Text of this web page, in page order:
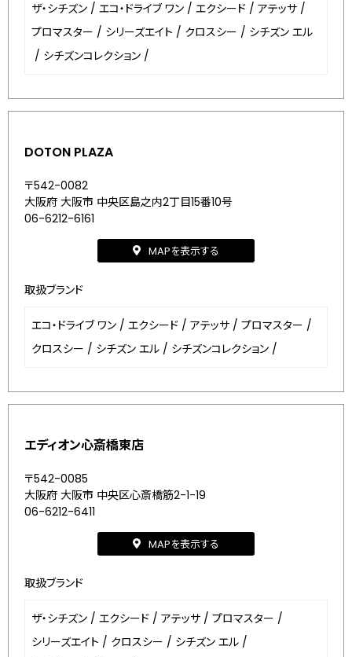
ザ・シチズン / エコ・ドライブ ワン / エクシード / アテッサ /
プロマスター / シリーズエイト / クロスシー / シチズン エル
/ シチズンコレクション /
DOTON PLAZA
〒542-0082
大阪府 大阪市 中央区島之内2丁目15番10号
06-6212-6161
MAPを表示する
取扱ブランド
エコ・ドライブ ワン / エクシード / アテッサ / プロマスター /
クロスシー / シチズン エル / シチズンコレクション /
エディオン心斎橋東店
〒542-0085
大阪府 大阪市 中央区心斎橋筋2-1-19
06-6212-6411
MAPを表示する
取扱ブランド
ザ・シチズン / エクシード / アテッサ / プロマスター /
シリーズエイト / クロスシー / シチズン エル /